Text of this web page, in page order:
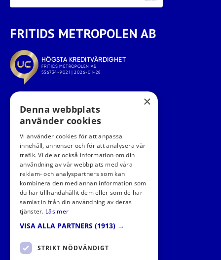
FRITIDS METROPOLEN AB
FÖLJ OSS I SOCIALA MEDIER
×
Denna webbplats
använder cookies
Vi använder cookies för att anpassa
innehåll, annonser och för att analysera vår
trafik. Vi delar också information om din
användning av vår webbplats med våra
reklam- och analyspartners som kan
kombinera den med annan information som
du har tillhandahållit dem eller som de har
samlat in från din användning av deras
tjänster. Läs mer
VISA ALLA PARTNERS (1913) →
STRIKT NÖDVÄNDIGT